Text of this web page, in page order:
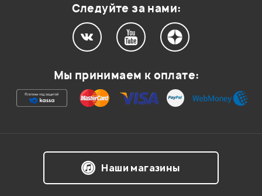
Ваша оценка:
Следуйте за нами:
Мы принимаем к оплате:
Наши магазины